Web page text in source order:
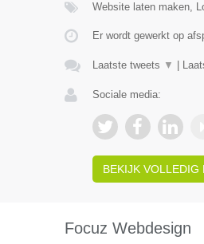
Website laten maken,
Er wordt gewerkt op
Laatste tweets ▼
Sociale media:
BEKIJK VOLLEDIG
Focuz Webdesign